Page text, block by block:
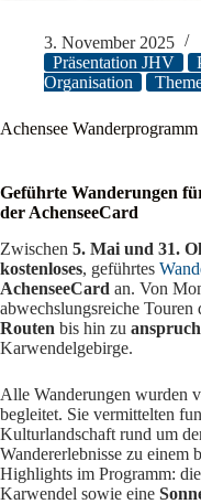
3. November 2025
Präsentation JHV
Organisation
Achensee Wanderprogramm
Geführte Wanderungen
der AchenseeCard
Zwischen 5. Mai und 31.
kostenloses, geführtes
AchenseeCard an. Von
abwechslungsreiche
Routen bis hin zu
Karwendelgebirge.
Alle Wanderungen wurden
begleitet. Sie vermittelten
Kulturlandschaft rund um
Wandererlebnisse zu einem
Highlights im Programm: die
Karwendel sowie eine